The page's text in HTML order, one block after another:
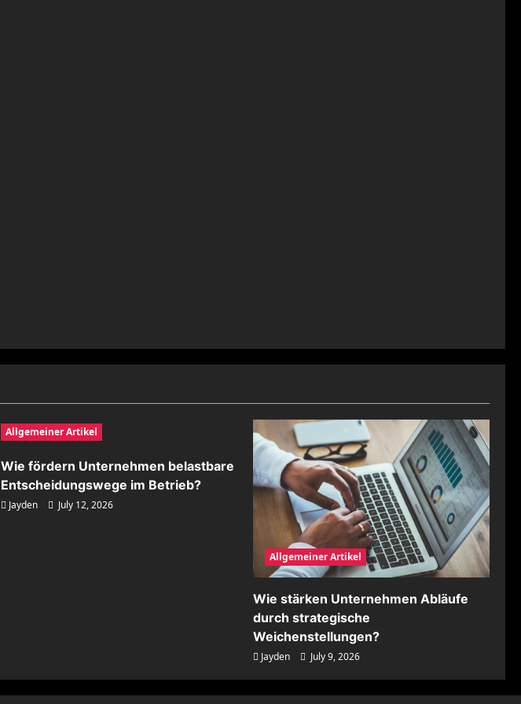
Allgemeiner Artikel
Wie fördern Unternehmen belastbare
Entscheidungswege im Betrieb?
Jayden July 12, 2026
Allgemeiner Artikel
Wie stärken Unternehmen Abläufe
durch strategische
Weichenstellungen?
Jayden July 9, 2026